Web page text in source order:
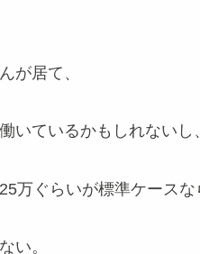
が居て、
いているかもしれないし
万ぐらいが標準ケースな
い。